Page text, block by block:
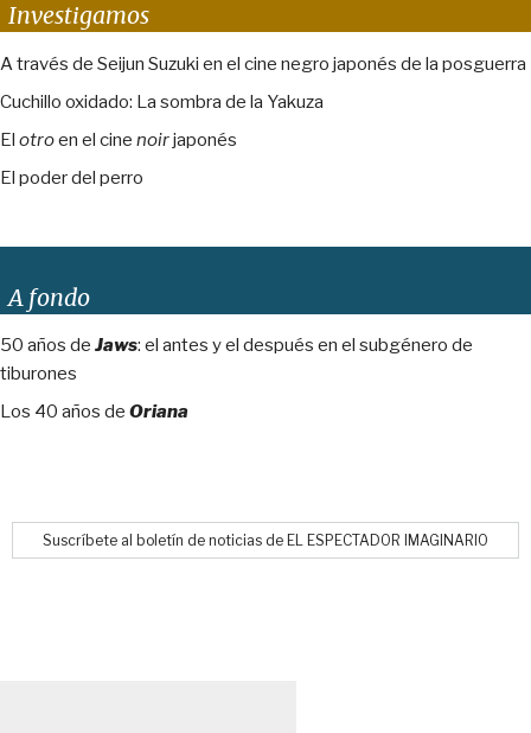
Investigamos
A través de Seijun Suzuki en el cine negro japonés de la posguerra
Cuchillo oxidado: La sombra de la Yakuza
El otroen el cine noirjaponés
El poder del perro
A fondo
50 años de Jaws: el antes y el después en el subgénero de
tiburones
Los 40 años de Oriana
Suscríbete al boletín de noticias de EL ESPECTADOR IMAGINARIO